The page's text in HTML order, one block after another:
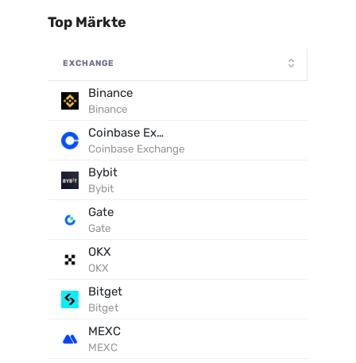
Top Märkte
EXCHANGE
Binance
Binance
Coinbase Exchange
Coinbase Exchange
Bybit
Bybit
Gate
Gate
OKX
OKX
Bitget
Bitget
MEXC
MEXC